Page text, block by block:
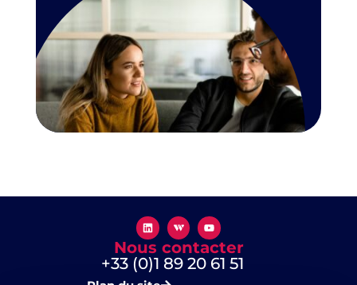
Nous contacter
+33 (0)1 89 20 61 51